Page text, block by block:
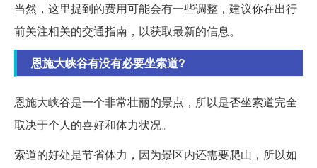
当然，这里提到的费用可能会有一些调整，建议你在出行
前关注相关的交通指南，以获取最新的信息。
恩施大峡谷有没有必要坐索道?
恩施大峡谷是一个非常壮丽的景点，所以是否坐索道完全
取决于个人的喜好和体力状况。
索道的好处是节省体力，因为景区内还需要爬山，所以如